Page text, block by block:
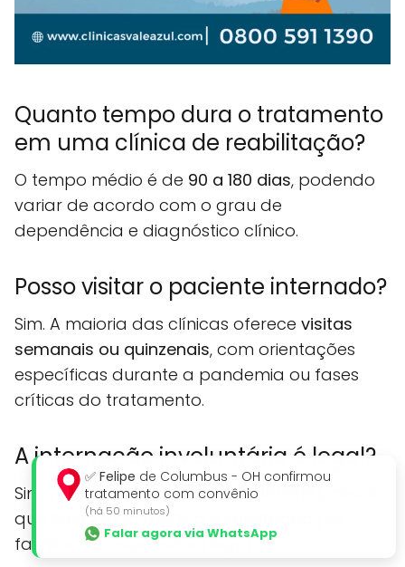
Quanto tempo dura o tratamento
em uma clínica de reabilitação?
O tempo médio é de 90 a 180 dias, podendo
variar de acordo com o grau de
dependência e diagnóstico clínico.
Posso visitar o paciente internado?
Sim. A maioria das clínicas oferece visitas
semanais ou quinzenais, com orientações
específicas durante a pandemia ou fases
críticas do tratamento.
A internação involuntária é legal?
Sim, prevista por lei (Lei nº 13.840/2019), desde
que haja laudo médico e solicitação por
familiar ou responsável legal.
✅ Felipe de Columbus - OH confirmou
tratamento com convênio
(há 50 minutos)
Falar agora via WhatsApp